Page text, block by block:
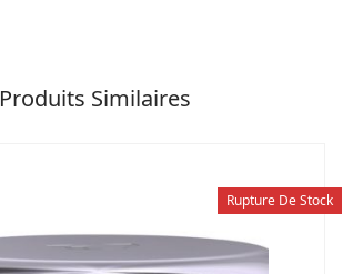
Produits Similaires
Rupture De Stock